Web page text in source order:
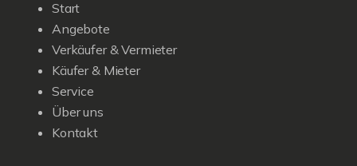
Start
Angebote
Verkäufer & Vermieter
Käufer & Mieter
Service
Über uns
Kontakt